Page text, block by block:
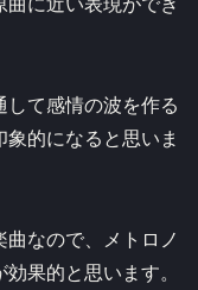
して感情の波を作る
的になると思いま
曲なので、メトロノ
果的と思います。